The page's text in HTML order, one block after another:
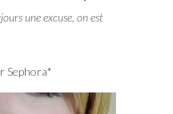
une excuse, on est
Sephora*